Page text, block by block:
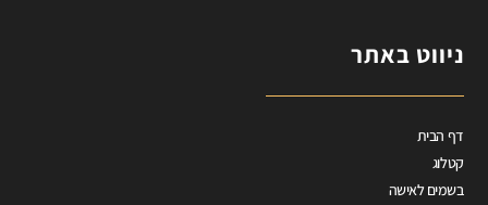
ניווט באתר
דף הבית
קטלוג
בשמים לאישה